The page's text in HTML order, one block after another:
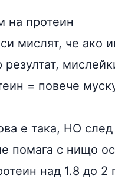
на протеин
мислят, че ако
= повече
е така, НО
помага с нищо
над 1.8 до 2